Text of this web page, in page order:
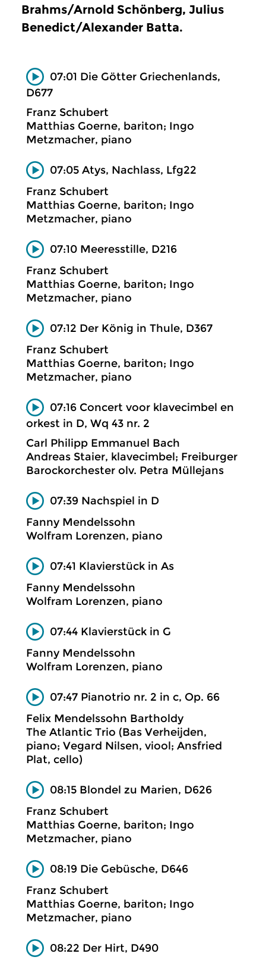
Brahms/Arnold Schönberg, Julius
Benedict/Alexander Batta.
07:01 Die Götter Griechenlands,
D677
Franz Schubert
Matthias Goerne, bariton; Ingo
Metzmacher, piano
07:05 Atys, Nachlass, Lfg22
Franz Schubert
Matthias Goerne, bariton; Ingo
Metzmacher, piano
07:10 Meeresstille, D216
Franz Schubert
Matthias Goerne, bariton; Ingo
Metzmacher, piano
07:12 Der König in Thule, D367
Franz Schubert
Matthias Goerne, bariton; Ingo
Metzmacher, piano
07:16 Concert voor klavecimbel en
orkest in D, Wq 43 nr. 2
Carl Philipp Emmanuel Bach
Andreas Staier, klavecimbel; Freiburger
Barockorchester olv. Petra Müllejans
07:39 Nachspiel in D
Fanny Mendelssohn
Wolfram Lorenzen, piano
07:41 Klavierstück in As
Fanny Mendelssohn
Wolfram Lorenzen, piano
07:44 Klavierstück in G
Fanny Mendelssohn
Wolfram Lorenzen, piano
07:47 Pianotrio nr. 2 in c, Op. 66
Felix Mendelssohn Bartholdy
The Atlantic Trio (Bas Verheijden,
piano; Vegard Nilsen, viool; Ansfried
Plat, cello)
08:15 Blondel zu Marien, D626
Franz Schubert
Matthias Goerne, bariton; Ingo
Metzmacher, piano
08:19 Die Gebüsche, D646
Franz Schubert
Matthias Goerne, bariton; Ingo
Metzmacher, piano
08:22 Der Hirt, D490